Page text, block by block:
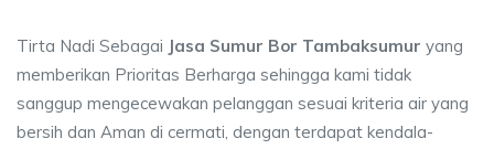
Tirta Nadi Sebagai Jasa Sumur Bor Tambaksumur yang
memberikan Prioritas Berharga sehingga kami tidak
sanggup mengecewakan pelanggan sesuai kriteria air yang
bersih dan Aman di cermati, dengan terdapat kendala-